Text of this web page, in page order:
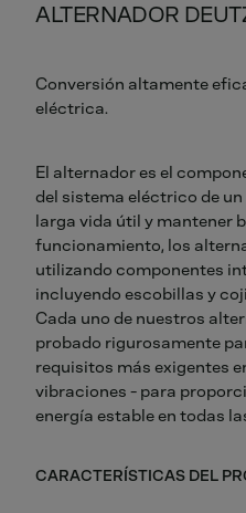
ALTERNADOR
Conversión altamente
eléctrica.
El alternador es el
del sistema eléctrico de
larga vida útil y mantener
funcionamiento, los
utilizando componentes
incluyendo escobillas y
Cada uno de nuestros
probado rigurosamente
requisitos más exigentes
vibraciones - para
energía estable en todas
CARACTERÍSTICAS DEL